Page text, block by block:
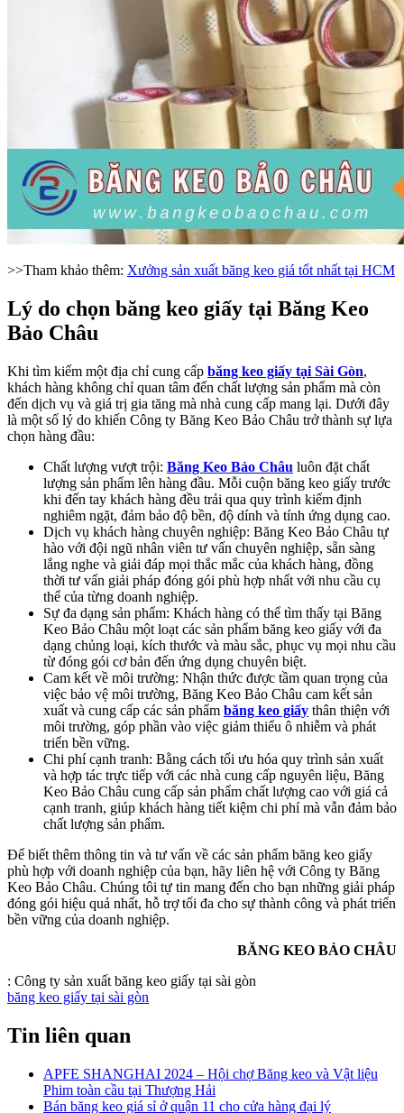
>>Tham khảo thêm: Xưởng sản xuất băng keo giá tốt nhất tại HCM
Lý do chọn băng keo giấy tại Băng Keo
Bảo Châu
Khi tìm kiếm một địa chỉ cung cấp băng keo giấy tại Sài Gòn,
khách hàng không chỉ quan tâm đến chất lượng sản phẩm mà còn
đến dịch vụ và giá trị gia tăng mà nhà cung cấp mang lại. Dưới đây
là một số lý do khiến Công ty Băng Keo Bảo Châu trở thành sự lựa
chọn hàng đầu:
Chất lượng vượt trội: Băng Keo Bảo Châu luôn đặt chất
lượng sản phẩm lên hàng đầu. Mỗi cuộn băng keo giấy trước
khi đến tay khách hàng đều trải qua quy trình kiểm định
nghiêm ngặt, đảm bảo độ bền, độ dính và tính ứng dụng cao.
Dịch vụ khách hàng chuyên nghiệp: Băng Keo Bảo Châu tự
hào với đội ngũ nhân viên tư vấn chuyên nghiệp, sẵn sàng
lắng nghe và giải đáp mọi thắc mắc của khách hàng, đồng
thời tư vấn giải pháp đóng gói phù hợp nhất với nhu cầu cụ
thể của từng doanh nghiệp.
Sự đa dạng sản phẩm: Khách hàng có thể tìm thấy tại Băng
Keo Bảo Châu một loạt các sản phẩm băng keo giấy với đa
dạng chủng loại, kích thước và màu sắc, phục vụ mọi nhu cầu
từ đóng gói cơ bản đến ứng dụng chuyên biệt.
Cam kết về môi trường: Nhận thức được tầm quan trọng của
việc bảo vệ môi trường, Băng Keo Bảo Châu cam kết sản
xuất và cung cấp các sản phẩm băng keo giấy thân thiện với
môi trường, góp phần vào việc giảm thiểu ô nhiễm và phát
triển bền vững.
Chi phí cạnh tranh: Bằng cách tối ưu hóa quy trình sản xuất
và hợp tác trực tiếp với các nhà cung cấp nguyên liệu, Băng
Keo Bảo Châu cung cấp sản phẩm chất lượng cao với giá cả
cạnh tranh, giúp khách hàng tiết kiệm chi phí mà vẫn đảm bảo
chất lượng sản phẩm.
Để biết thêm thông tin và tư vấn về các sản phẩm băng keo giấy
phù hợp với doanh nghiệp của bạn, hãy liên hệ với Công ty Băng
Keo Bảo Châu. Chúng tôi tự tin mang đến cho bạn những giải pháp
đóng gói hiệu quả nhất, hỗ trợ tối đa cho sự thành công và phát triển
bền vững của doanh nghiệp.
BĂNG KEO BẢO CHÂU
: Công ty sản xuất băng keo giấy tại sài gòn
băng keo giấy tại sài gòn
Tin liên quan
APFE SHANGHAI 2024 – Hội chợ Băng keo và Vật liệu
Phim toàn cầu tại Thượng Hải
Bán băng keo giá sỉ ở quận 11 cho cửa hàng đại lý